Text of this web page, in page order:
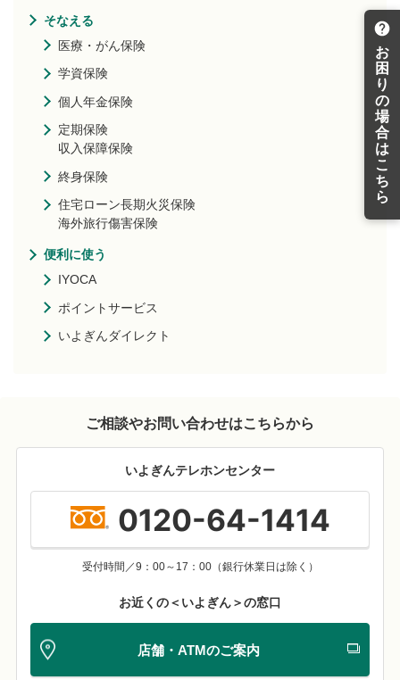
そなえる
医療・がん保険
学資保険
個人年金保険
定期保険
収入保障保険
終身保険
住宅ローン長期火災保険
海外旅行傷害保険
便利に使う
IYOCA
ポイントサービス
いよぎんダイレクト
ご相談やお問い合わせはこちらから
いよぎんテレホンセンター
0120-64-1414
受付時間／9：00～17：00（銀行休業日は除く）
お近くの＜いよぎん＞の窓口
店舗・ATMのご案内
お
困
り
の
場
合
は
こ
ち
ら